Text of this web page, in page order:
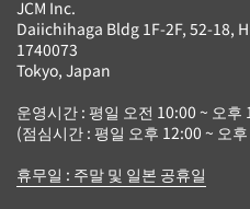
JCM Inc.
Daiichihaga Bldg 1F-2F, 52-18,
1740073
Tokyo, Japan
운영시간 : 평일 오전 10:00 ~ 오후
(점심시간 : 평일 오후 12:00 ~ 오
휴무일 : 주말 및 일본 공휴일